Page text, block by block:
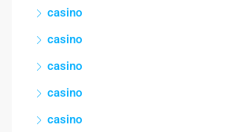
casino
casino
casino
casino
casino